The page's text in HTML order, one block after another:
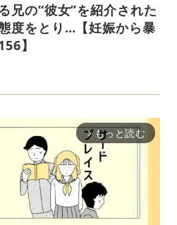
兄の“彼女”を紹介された
度をとり…【妊娠から暴
】
arrow_forward_ios もっと読む